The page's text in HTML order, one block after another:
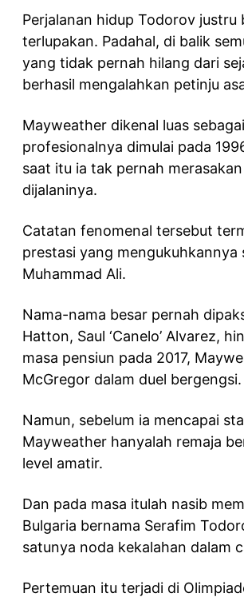
Perjalanan hidup Todorov justru
terlupakan. Padahal, di balik
yang tidak pernah hilang dari
berhasil mengalahkan petinju
Mayweather dikenal luas
profesionalnya dimulai pada
saat itu ia tak pernah
dijalaninya.
Catatan fenomenal tersebut
prestasi yang
Muhammad Ali.
Nama-nama besar pernah
Hatton, Saul ‘Canelo’ Alvarez,
masa pensiun pada 2017,
McGregor dalam duel bergengsi.
Namun, sebelum ia mencapai
Mayweather hanyalah remaja
level amatir.
Dan pada masa itulah nasib
Bulgaria bernama Serafim
satunya noda kekalahan dalam
Pertemuan itu terjadi di